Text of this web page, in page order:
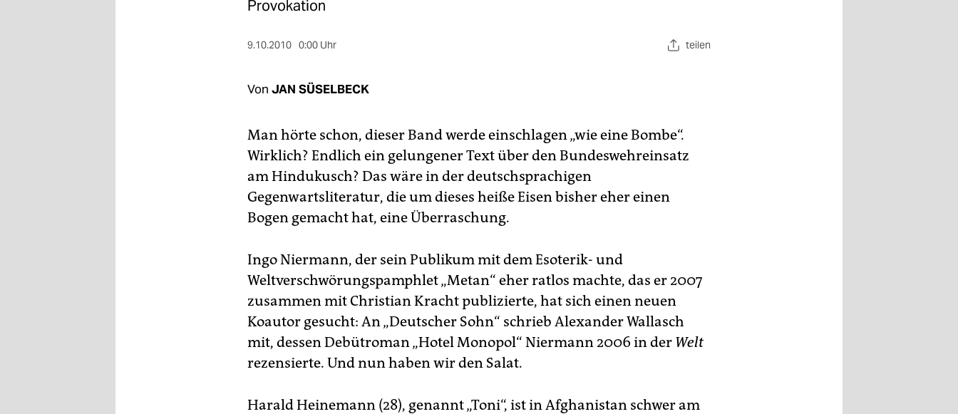
Provokation
9.10.2010 0:00 Uhr teilen
Von JAN SÜSELBECK
Man hörte schon, dieser Band werde einschlagen „wie eine Bombe“.
Wirklich? Endlich ein gelungener Text über den Bundeswehreinsatz
am Hindukusch? Das wäre in der deutschsprachigen
Gegenwartsliteratur, die um dieses heiße Eisen bisher eher einen
Bogen gemacht hat, eine Überraschung.
Ingo Niermann, der sein Publikum mit dem Esoterik- und
Weltverschwörungspamphlet „Metan“ eher ratlos machte, das er 2007
zusammen mit Christian Kracht publizierte, hat sich einen neuen
Koautor gesucht: An „Deutscher Sohn“ schrieb Alexander Wallasch
mit, dessen Debütroman „Hotel Monopol“ Niermann 2006 in der Welt
rezensierte. Und nun haben wir den Salat.
Harald Heinemann (28), genannt „Toni“, ist in Afghanistan schwer am